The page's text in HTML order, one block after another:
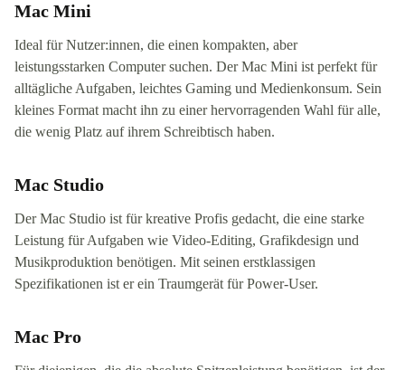
Mac Mini
Ideal für Nutzer:innen, die einen kompakten, aber
leistungsstarken Computer suchen. Der Mac Mini ist perfekt für
alltägliche Aufgaben, leichtes Gaming und Medienkonsum. Sein
kleines Format macht ihn zu einer hervorragenden Wahl für alle,
die wenig Platz auf ihrem Schreibtisch haben.
Mac Studio
Der Mac Studio ist für kreative Profis gedacht, die eine starke
Leistung für Aufgaben wie Video-Editing, Grafikdesign und
Musikproduktion benötigen. Mit seinen erstklassigen
Spezifikationen ist er ein Traumgerät für Power-User.
Mac Pro